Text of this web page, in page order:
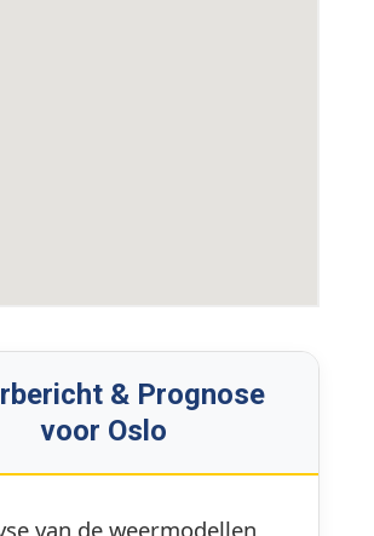
& Prognose
voor Oslo
van de weermodellen